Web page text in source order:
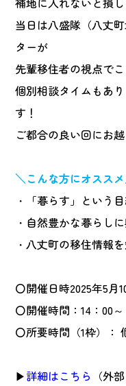
当日は八盛隊（八丈
ターが
先輩移住者の視点で
個別相談タイムもあ
す！
ご都合の良い回にお
＼こんな方にオスス
・「暮らす」という
・自然豊かな暮らし
・八丈町の移住情報
〇開催日時2025年5月
〇開催時間：14：00
〇所要時間（1枠）：
▶詳細はこちら （外